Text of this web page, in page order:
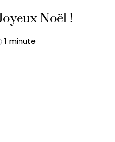
Noël !
1 minute